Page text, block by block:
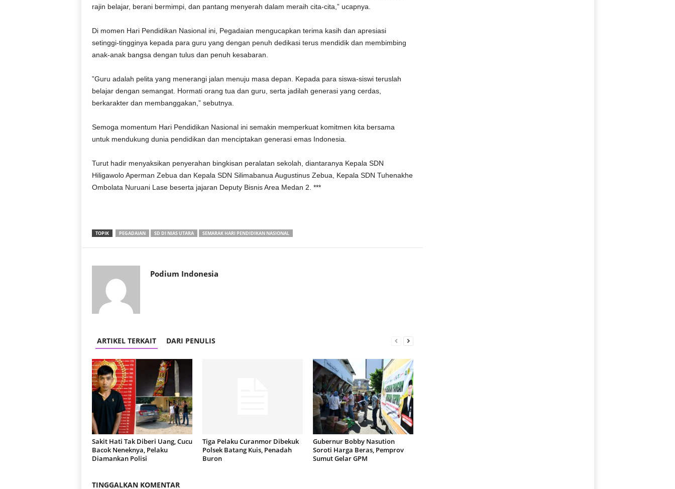
rajin belajar, berani bermimpi, dan pantang menyerah dalam meraih cita-cita,” ucapnya.
‎Di momen Hari Pendidikan Nasional ini, Pegadaian mengucapkan terima kasih dan apresiasi
setinggi-tingginya kepada para guru yang dengan penuh dedikasi terus mendidik dan membimbing
anak-anak bangsa dengan tulus dan penuh kesabaran.
‎”Guru adalah pelita yang menerangi jalan menuju masa depan. Kepada para siswa-siswi teruslah
belajar dengan semangat. Hormati orang tua dan guru, serta jadilah generasi yang cerdas,
berkarakter dan membanggakan,” sebutnya.
‎Semoga momentum Hari Pendidikan Nasional ini semakin memperkuat komitmen kita bersama
untuk mendukung dunia pendidikan dan menciptakan generasi emas Indonesia.
‎Turut hadir menyaksikan penyerahan bingkisan peralatan sekolah, diantaranya Kepala SDN
Hiligawolo Aperman Zebua dan Kepala SDN Silimabanua Augustinus Zebua, Kepala SDN Tuhenakhe
Ombolata Nuruani Lase beserta jajaran Deputy Bisnis Area Medan 2. ***
TOPIK PEGADAIAN SD DI NIAS UTARA SEMARAK HARI PENDIDIKAN NASIONAL
Podium Indonesia
ARTIKEL TERKAIT DARI PENULIS
Sakit Hati Tak Diberi Uang, Cucu
Bacok Neneknya, Pelaku
Diamankan Polisi
Tiga Pelaku Curanmor Dibekuk
Polsek Batang Kuis, Penadah
Buron
Gubernur Bobby Nasution
Soroti Harga Beras, Pemprov
Sumut Gelar GPM
TINGGALKAN KOMENTAR